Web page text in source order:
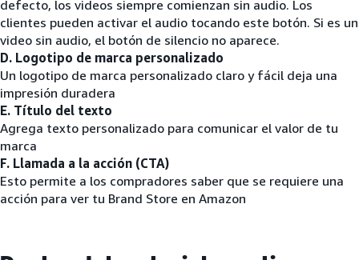
defecto, los videos siempre comienzan sin audio. Los
clientes pueden activar el audio tocando este botón. Si es un
video sin audio, el botón de silencio no aparece.
D. Logotipo de marca personalizado
Un logotipo de marca personalizado claro y fácil deja una
impresión duradera
E. Título del texto
Agrega texto personalizado para comunicar el valor de tu
marca
F. Llamada a la acción (CTA)
Esto permite a los compradores saber que se requiere una
acción para ver tu Brand Store en Amazon